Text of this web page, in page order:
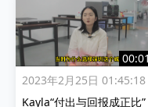
2023年2月25日 01:45:18
Kayla“付出与回报成正比”